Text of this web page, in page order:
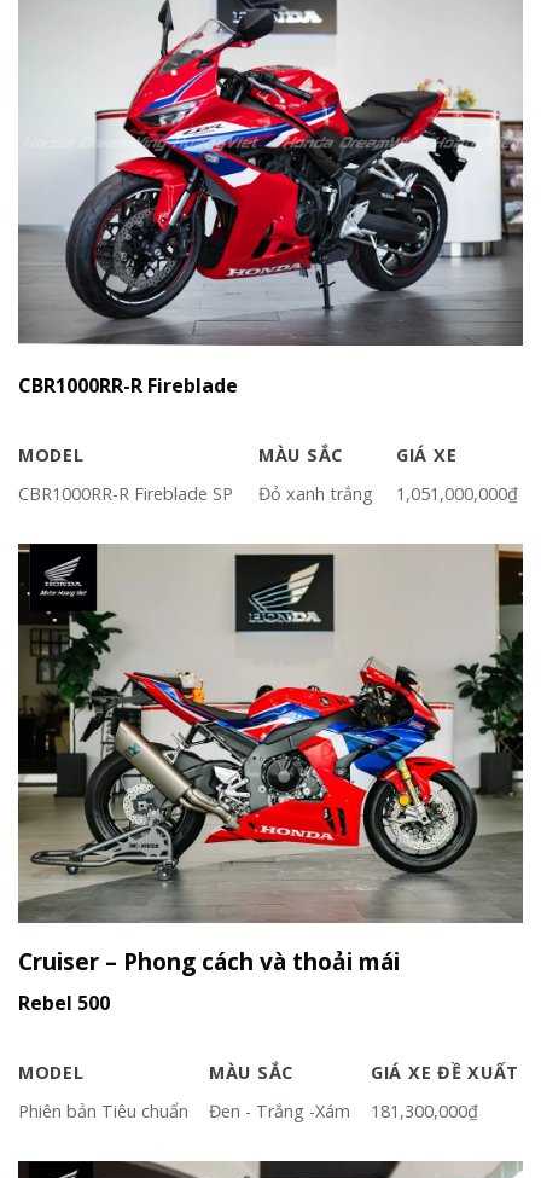
CBR1000RR-R Fireblade
MODEL MÀU SẮC
GIÁ XE
CBR1000RR-R Fireblade SP
Đỏ xanh trắng 1,051,000,000₫
Cruiser – Phong cách và thoải mái
Rebel 500
MODEL MÀU SẮC
GIÁ XE ĐỀ XUẤT
Phiên bản Tiêu chuẩn
Đen - Trắng -Xám 181,300,000₫